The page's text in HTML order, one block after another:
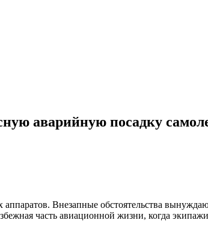
аварийную посадку
Внезапные обстоятельства
часть авиационной жизни, когда